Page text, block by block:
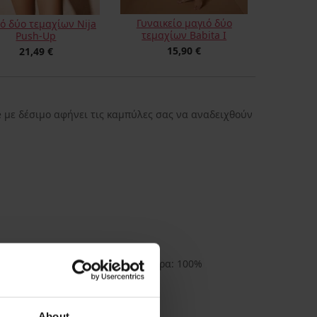
δύο τεμαχίων Nija
Push-Up
21,49 €
Γυναικείο μαγιό δύο
τεμαχίων Babita I
15,90 €
δέσιμο αφήνει τις καμπύλες σας να αναδειχθούν
υλικό: 82% πολυεστέρας, 7, Φόδρα: 100%